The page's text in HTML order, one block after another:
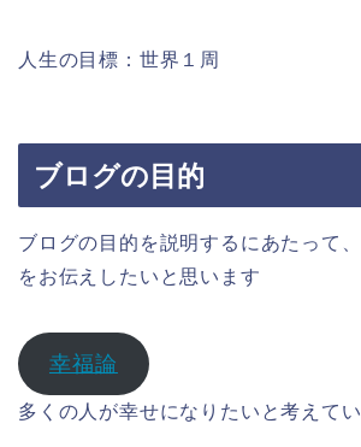
人生の目標：世界１周
ブログの目的
ブログの目的を説明するにあたって
をお伝えしたいと思います
幸福論
多くの人が幸せになりたいと考えて